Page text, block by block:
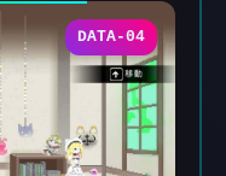
DATA-04